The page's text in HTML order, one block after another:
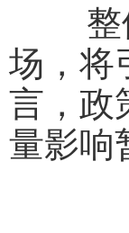
整体
场，将
言，政
量影响